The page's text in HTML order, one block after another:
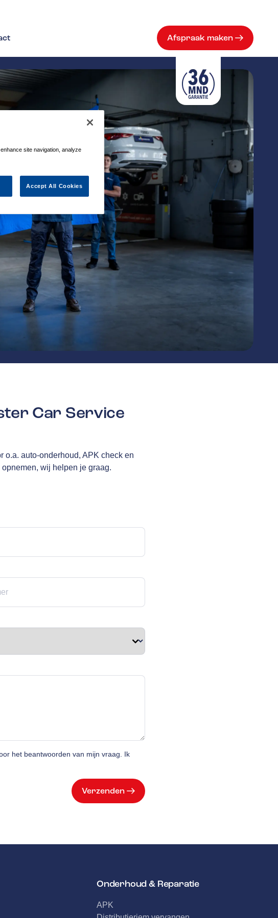
Afspraak maken
Car Service
o.a. auto-onderhoud, APK check en
wij helpen je graag.
is verplicht
het beantwoorden van mijn vraag. Ik
Verzenden
Onderhoud & Reparatie
APK
site navigation, analyze
Accept All Cookies